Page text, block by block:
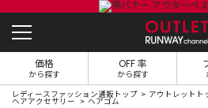
価格
から探す
OFF 率
から探す
レディースファッション通販トップ アウトレットト
ヘアアクセサリー ヘアゴム